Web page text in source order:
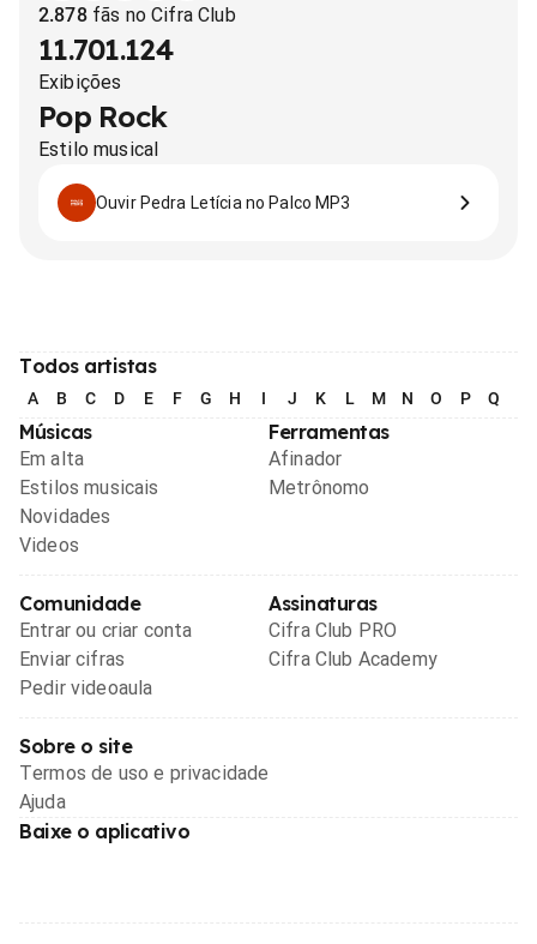
2.878fãs no Cifra Club
11.701.124
Exibições
Pop Rock
Estilo musical
Ouvir Pedra Letícia no Palco MP3
Todos artistas
A B C D E F G H I J K L M N O P Q
Músicas
Em alta
Estilos musicais
Novidades
Videos
Ferramentas
Afinador
Metrônomo
Comunidade
Entrar ou criar conta
Enviar cifras
Pedir videoaula
Assinaturas
Cifra Club PRO
Cifra Club Academy
Sobre o site
Termos de uso e privacidade
Ajuda
Baixe o aplicativo